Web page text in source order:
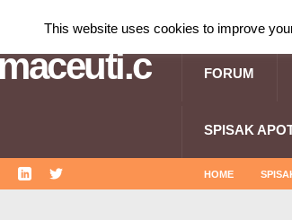
FORUM
SPISAK
HOME
This website uses cookies to improve